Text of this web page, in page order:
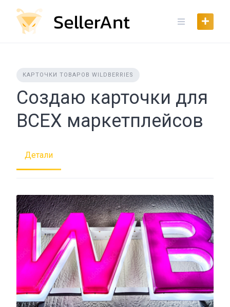
content
КАРТОЧКИ ТОВАРОВ WILDBERRIES
Создаю карточки для
ВСЕХ маркетплейсов
Детали